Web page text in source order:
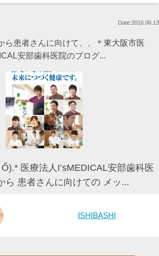
Date:2016.06.13
患者さんに向けて、、＊東大阪市医
安部歯科医院のブログ...
医療法人I’sMEDICAL安部歯科医
ら 患者さんに向けての メッ...
ISHIBASHI